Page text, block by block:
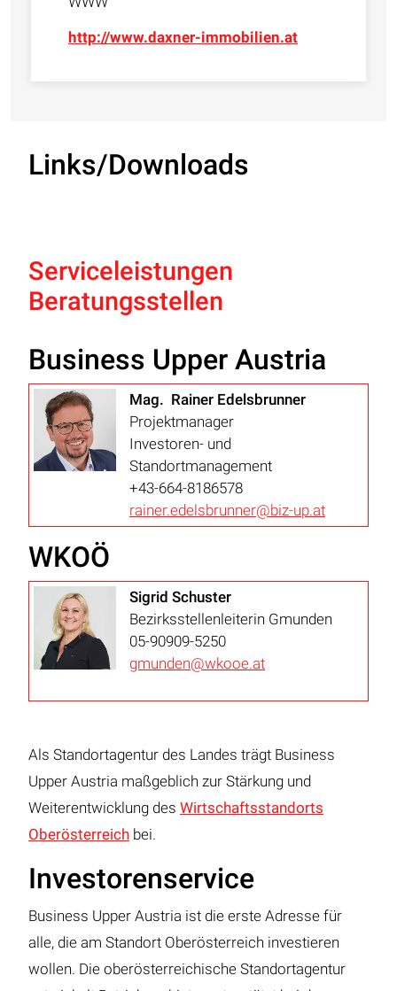
http://www.daxner-immobilien.at
Links/Downloads
Serviceleistungen
Beratungsstellen
Business Upper Austria
Mag. Rainer Edelsbrunner
Projektmanager
Investoren- und
Standortmanagement
+43-664-8186578
rainer.edelsbrunner@biz-up.at
WKOÖ
Sigrid Schuster
Bezirksstellenleiterin Gmunden
05-90909-5250
gmunden@wkooe.at
Als Standortagentur des Landes trägt Business
Upper Austria maßgeblich zur Stärkung und
Weiterentwicklung des Wirtschaftsstandorts
Oberösterreich bei.
Investorenservice
Business Upper Austria ist die erste Adresse für
alle, die am Standort Oberösterreich investieren
wollen. Die oberösterreichische Standortagentur